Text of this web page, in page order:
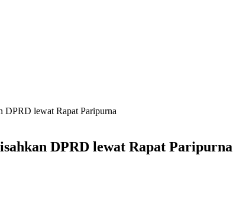
DPRD lewat Rapat Paripurna
DPRD lewat Rapat Paripurna